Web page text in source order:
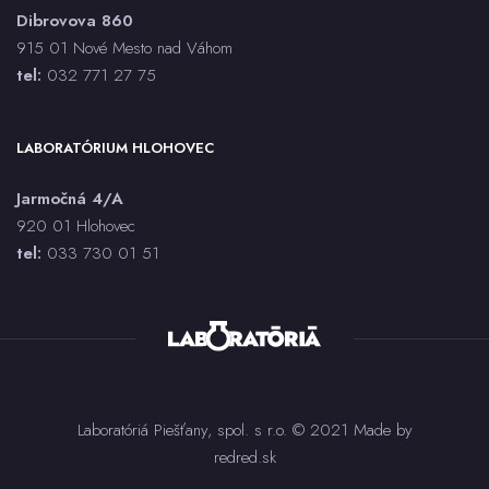
AST
Bartonella henselae IgG, IgM - sérum, CLIA
Bilirubín celkový (BILC)
Bordetella pertussis - stanovenie toxínu - sérum, ELISA
Bordetella pertussis, parapertussis IgG, IgA - sérum,
Immunoblot - za každú triedu
Borrelia burgdorferi, afzelii, garinii IgG, IgM - sérum,
ELISA
Brucella spp. IgG, IgM - sérum, CLIA
Dibrovova 860
915 01 Nové Mesto nad Váhom
tel: 032 771 27 75
LABORATÓRIUM HLOHOVEC
Jarmočná 4/A
920 01 Hlohovec
tel: 033 730 01 51
Laboratóriá Piešťany, spol. s r.o. © 2021 Made by
redred.sk